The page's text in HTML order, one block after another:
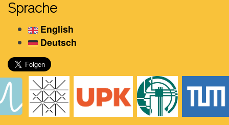
Sprache
English
Deutsch